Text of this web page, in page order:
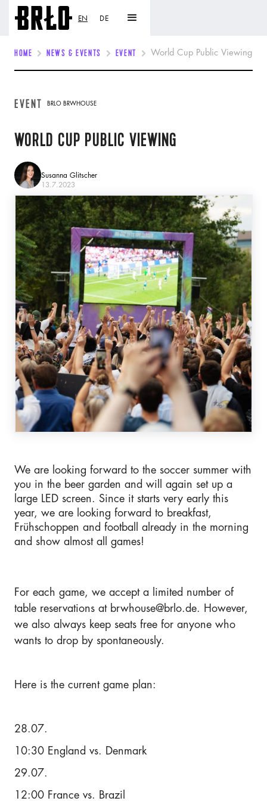
EN DE
HOME NEWS & EVENTS EVENT World Cup Public Viewing
EVENT BRLO BRWHOUSE
WORLD CUP PUBLIC VIEWING
Susanna Glitscher
13.7.2023
We are looking forward to the soccer summer with
you in the beer garden and will again set up a
large LED screen. Since it starts very early this
year, we are looking forward to breakfast,
Frühschoppen and football already in the morning
and show almost all games!
For each game, we accept a limited number of
table reservations at brwhouse@brlo.de. However,
we also always keep seats free for anyone who
wants to drop by spontaneously.
Here is the current game plan:
28.07.
10:30 England vs. Denmark
29.07.
12:00 France vs. Brazil